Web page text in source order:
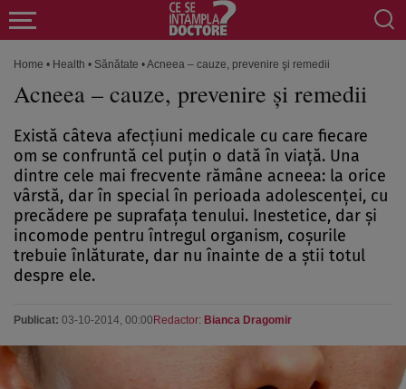
Home • Health • Sănătate •Acneea – cauze, prevenire şi remedii
Acneea – cauze, prevenire şi remedii
Există câteva afecţiuni medicale cu care fiecare
om se confruntă cel puţin o dată în viaţă. Una
dintre cele mai frecvente rămâne acneea: la orice
vârstă, dar în special în perioada adolescenţei, cu
precădere pe suprafaţa tenului. Inestetice, dar şi
incomode pentru întregul organism, coşurile
trebuie înlăturate, dar nu înainte de a ştii totul
despre ele.
Publicat: 03-10-2014, 00:00 Redactor: Bianca Dragomir